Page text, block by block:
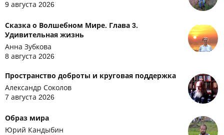
9 августа 2026
Сказка о Волшебном Мире. Глава 3.
Удивительная жизнь
Анна Зубкова
8 августа 2026
Пространство доброты и круговая поддержка
Александр Соколов
7 августа 2026
Образ мира
Юрий Кандыбин